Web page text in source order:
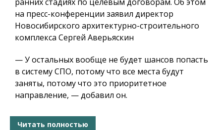
на пресс-конференции заявил директор
Новосибирского архитектурно-строительного
комплекса Сергей Аверьяскин
— У остальных вообще не будет шансов попасть
в систему СПО, потому что все места будут
заняты, потому что это приоритетное
направление, — добавил он.
Читать полностью